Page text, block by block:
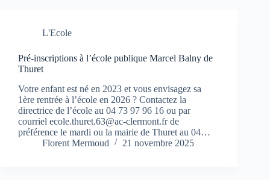
L'Ecole
Pré-inscriptions à l’école publique Marcel Balny de
Thuret
Votre enfant est né en 2023 et vous envisagez sa
1ère rentrée à l’école en 2026 ? Contactez la
directrice de l’école au 04 73 97 96 16 ou par
courriel ecole.thuret.63@ac-clermont.fr de
préférence le mardi ou la mairie de Thuret au 04…
Florent Mermoud
21 novembre 2025